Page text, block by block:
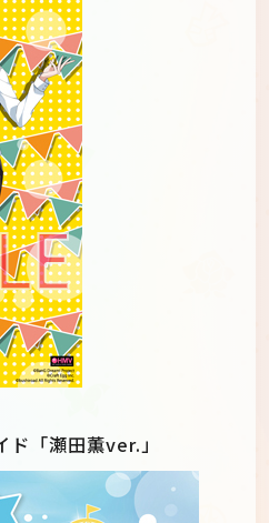
「瀬田薫ver.」